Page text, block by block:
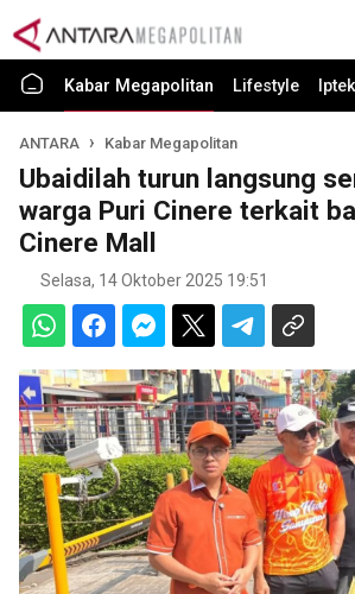
Kabar Megapolitan Lifestyle Iptek
ANTARA Kabar Megapolitan
Ubaidilah turun langsung
warga Puri Cinere terkait
Cinere Mall
Selasa, 14 Oktober 2025 19:51